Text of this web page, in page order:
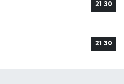
21:30
21:30